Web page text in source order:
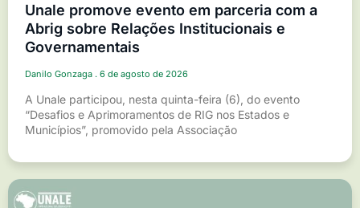
Unale promove evento em parceria com a
Abrig sobre Relações Institucionais e
Governamentais
Danilo Gonzaga 6 de agosto de 2026
A Unale participou, nesta quinta-feira (6), do evento
“Desafios e Aprimoramentos de RIG nos Estados e
Municípios”, promovido pela Associação